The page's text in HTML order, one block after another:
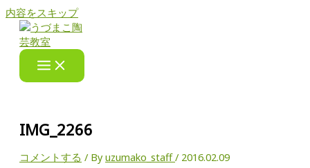
内容をスキップ
IMG_2266
コメントする / Byuzumako_staff/ 2016.02.09